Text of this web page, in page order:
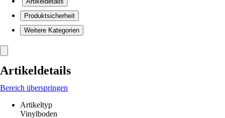
Produktsicherheit
Weitere Kategorien
Artikeldetails
Bereich überspringen
Artikeltyp
Vinylboden